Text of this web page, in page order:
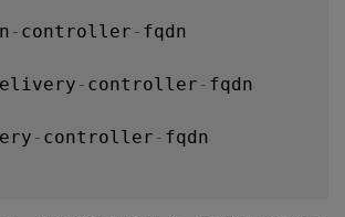
- controller - fqdn
- controller - fqdn
- controller - fqdn